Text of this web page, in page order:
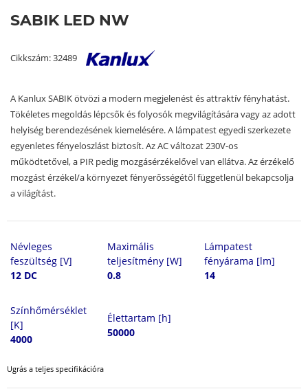
SABIK LED NW
Cikkszám: 32489
A Kanlux SABIK ötvözi a modern megjelenést és attraktív fényhatást.
Tökéletes megoldás lépcsők és folyosók megvilágítására vagy az adott
helyiség berendezésének kiemelésére. A lámpatest egyedi szerkezete
egyenletes fényeloszlást biztosít. Az AC változat 230V-os
működtetővel, a PIR pedig mozgásérzékelővel van ellátva. Az érzékelő
mozgást érzékel/a környezet fényerősségétől függetlenül bekapcsolja
a világítást.
Névleges
feszültség [V]
12 DC
Maximális
teljesítmény [W]
0.8
Lámpatest
fényárama [lm]
14
Színhőmérséklet
[K]
4000
Élettartam [h]
50000
Ugrás a teljes specifikációra